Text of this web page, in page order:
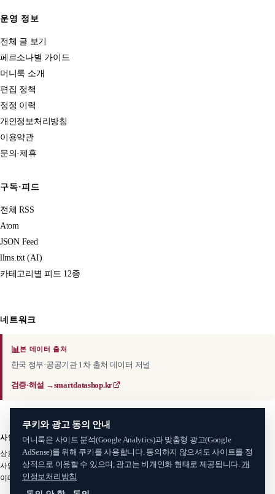
운영 정보
전체 글 보기
페르소나별 가이드
머니룩 소개
편집 정책
정정 이력
개인정보처리방침
이용약관
문의·제휴
구독·피드
전체 RSS
Atom
JSON Feed
llms.txt (AI)
카테고리별 피드 12종
네트워크
📊본 데이터 출처
한국 정부·공공기관 1차 출처 데이터 저널
검증·해설 →smartdatashop.kr
사업자 정보
상호: 스마트데이터샵 · 서비스명: 머니룩 (MoneyLook)대표: 김준혁
사업자등록번호: 406-06-34485주소: 인천광역시 계양구 새벌로 88
이메일:smartdatashop@gmail.com
쿠키와 광고 동의 안내
머니룩은 사이트 분석(Google Analytics)과 맞춤형 광고(Google
AdSense)를 위해 쿠키를 사용합니다. 동의하지 않으셔도 사이트를 정
상적으로 이용할 수 있으며, 광고는 비개인화 형태로 제공됩니다. 개
인정보처리방침